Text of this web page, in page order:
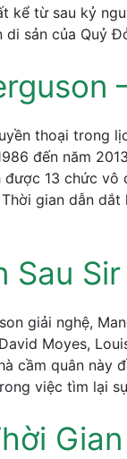
kể từ sau kỷ
di sản của Quỷ
thoại trong
đến năm
được 13 chức
gian dẫn
Sau
giải nghệ,
Moyes,
cầm quân này
việc tìm lại